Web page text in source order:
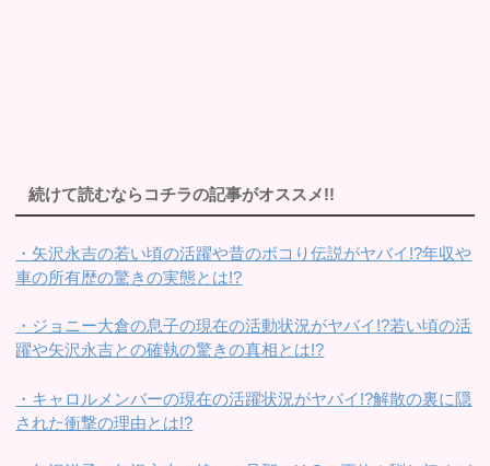
続けて読むならコチラの記事がオススメ!!
・矢沢永吉の若い頃の活躍や昔のボコり伝説がヤバイ!?年収や
車の所有歴の驚きの実態とは!?
・ジョニー大倉の息子の現在の活動状況がヤバイ!?若い頃の活
躍や矢沢永吉との確執の驚きの真相とは!?
・キャロルメンバーの現在の活躍状況がヤバイ!?解散の裏に隠
された衝撃の理由とは!?